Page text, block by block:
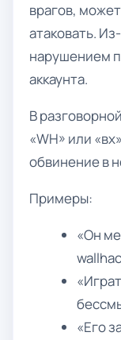
врагов,
атаковать.
нарушением
аккаунта.
В
«WH» или
обвинение в
Примеры:
«Он
«Его